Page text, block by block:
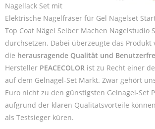
Nagellack Set mit
Elektrische Nagelfräser für Gel Nagelset
Top Coat Nägel Selber Machen Nagelstudio
durchsetzen. Dabei überzeugte das Produkt
die herausragende Qualität und
Hersteller PEACECOLOR ist zu Recht einer
auf dem Gelnagel-Set Markt. Zwar gehört
Euro nicht zu den günstigsten Gelnagel-Set
aufgrund der klaren Qualitätsvorteile
als Testsieger küren.